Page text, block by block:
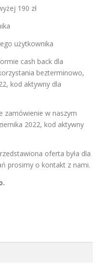
190 zł
użytkownika
cash back dla
bezterminowo,
kod aktywny dla
zamówienie w naszym
2022, kod aktywny
oferta była dla
prosimy o kontakt z nami.